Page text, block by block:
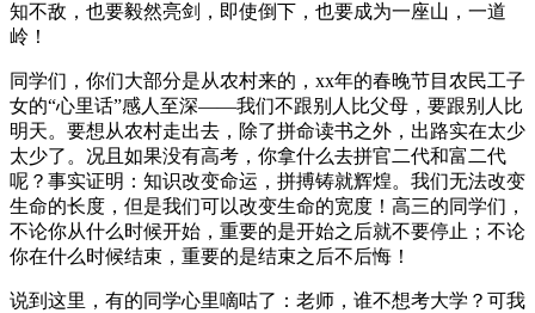
知不敌，也要毅然亮剑，即使倒下，也要成为一座山，一道
岭！
同学们，你们大部分是从农村来的，xx年的春晚节目农民工子
女的“心里话”感人至深——我们不跟别人比父母，要跟别人比
明天。要想从农村走出去，除了拼命读书之外，出路实在太少
太少了。况且如果没有高考，你拿什么去拼官二代和富二代
呢？事实证明：知识改变命运，拼搏铸就辉煌。我们无法改变
生命的长度，但是我们可以改变生命的宽度！高三的同学们，
不论你从什么时候开始，重要的是开始之后就不要停止；不论
你在什么时候结束，重要的是结束之后不后悔！
说到这里，有的同学心里嘀咕了：老师，谁不想考大学？可我